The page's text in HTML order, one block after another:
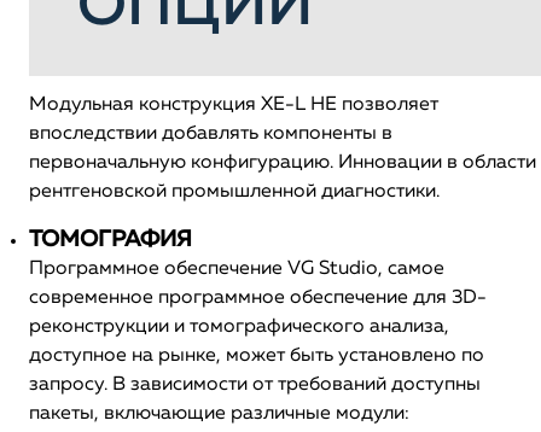
Модульная конструкция XE-L HE позволяет
впоследствии добавлять компоненты в
первоначальную конфигурацию. Инновации в области
рентгеновской промышленной диагностики.
ТОМОГРАФИЯ
Программное обеспечение VG Studio, самое
современное программное обеспечение для 3D-
реконструкции и томографического анализа,
доступное на рынке, может быть установлено по
запросу. В зависимости от требований доступны
пакеты, включающие различные модули: